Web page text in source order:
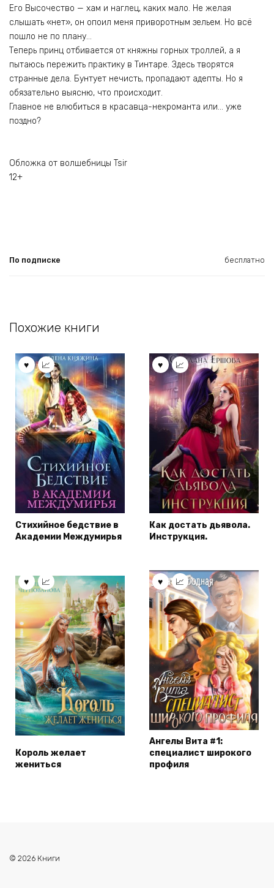
Его Высочество — хам и наглец, каких мало. Не желая
слышать «нет», он опоил меня приворотным зельем. Но всё
пошло не по плану…
Теперь принц отбивается от княжны горных троллей, а я
пытаюсь пережить практику в Тинтаре. Здесь творятся
странные дела. Бунтует нечисть, пропадают адепты. Но я
обязательно выясню, что происходит.
Главное не влюбиться в красавца-некроманта или… уже
поздно?
Обложка от волшебницы Tsir
12+
По подписке бесплатно
Похожие книги
Стихийное бедствие в
Академии Междумирья
Как достать дьявола.
Инструкция.
Король желает
жениться
Ангелы Вита #1:
специалист широкого
профиля
© 2026 Книги